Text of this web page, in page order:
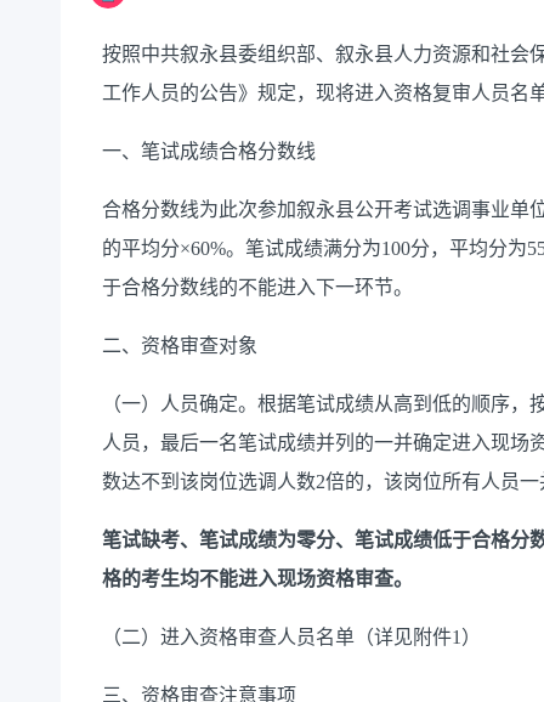
按照中共叙永县委组织部、叙永县人力资源和社会
工作人员的公告》规定，现将进入资格复审人员名
一、笔试成绩合格分数线
合格分数线为此次参加叙永县公开考试选调事业单
的平均分×60%。笔试成绩满分为100分，平均分为
于合格分数线的不能进入下一环节。
二、资格审查对象
（一）人员确定。根据笔试成绩从高到低的顺序
人员，最后一名笔试成绩并列的一并确定进入现
数达不到该岗位选调人数2倍的，该岗位所有人员
笔试缺考、笔试成绩为零分、笔试成绩低于合格分
格的考生均不能进入现场资格审查。
（二）进入资格审查人员名单（详见附件1）
三、资格审查注意事项